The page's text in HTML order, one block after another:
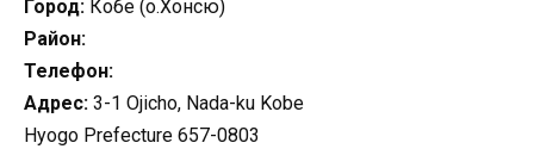
Город: Кобе (о.Хонсю)
Район:
Телефон:
Адрес: 3-1 Ojicho, Nada-ku Kobe
Hyogo Prefecture 657-0803